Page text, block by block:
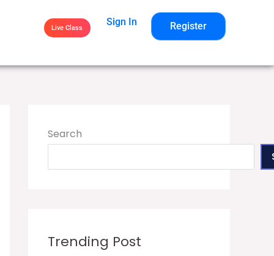
Live Class
Sign In Register
Search
Trending Post